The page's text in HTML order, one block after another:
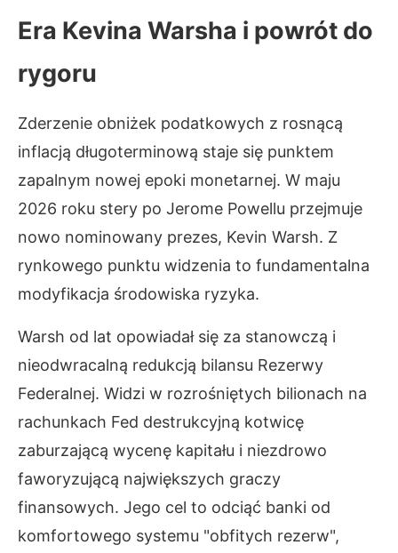
Era Kevina Warsha i powrót do
rygoru
Zderzenie obniżek podatkowych z rosnącą
inflacją długoterminową staje się punktem
zapalnym nowej epoki monetarnej. W maju
2026 roku stery po Jerome Powellu przejmuje
nowo nominowany prezes, Kevin Warsh. Z
rynkowego punktu widzenia to fundamentalna
modyfikacja środowiska ryzyka.
Warsh od lat opowiadał się za stanowczą i
nieodwracalną redukcją bilansu Rezerwy
Federalnej. Widzi w rozrośniętych bilionach na
rachunkach Fed destrukcyjną kotwicę
zaburzającą wycenę kapitału i niezdrowo
faworyzującą największych graczy
finansowych. Jego cel to odciąć banki od
komfortowego systemu "obfitych rezerw",